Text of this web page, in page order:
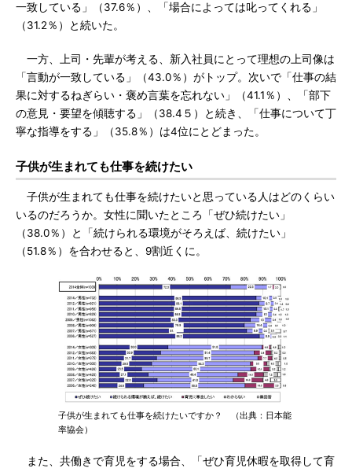
一致している」（37.6％）、「場合によっては叱ってくれる」
（31.2％）と続いた。
一方、上司・先輩が考える、新入社員にとって理想の上司像は
「言動が一致している」（43.0％）がトップ。次いで「仕事の結
果に対するねぎらい・褒め言葉を忘れない」（41.1％）、「部下
の意見・要望を傾聴する」（38.4５）と続き、「仕事について丁
寧な指導をする」（35.8％）は4位にとどまった。
子供が生まれても仕事を続けたい
子供が生まれても仕事を続けたいと思っている人はどのくらい
いるのだろうか。女性に聞いたところ「ぜひ続けたい」
（38.0％）と「続けられる環境がそろえば、続けたい」
（51.8％）を合わせると、9割近くに。
子供が生まれても仕事を続けたいですか？ （出典：日本能
率協会）
また、共働きで育児をする場合、「ぜひ育児休暇を取得して育